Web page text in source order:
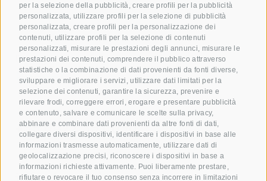
per la selezione della pubblicità, creare profili per la pubblicità
personalizzata, utilizzare profili per la selezione di pubblicità
personalizzata, creare profili per la personalizzazione dei
contenuti, utilizzare profili per la selezione di contenuti
personalizzati, misurare le prestazioni degli annunci, misurare le
prestazioni dei contenuti, comprendere il pubblico attraverso
statistiche o la combinazione di dati provenienti da fonti diverse,
sviluppare e migliorare i servizi, utilizzare dati limitati per la
selezione dei contenuti, garantire la sicurezza, prevenire e
rilevare frodi, correggere errori, erogare e presentare pubblicità
e contenuto, salvare e comunicare le scelte sulla privacy,
abbinare e combinare dati provenienti da altre fonti di dati,
collegare diversi dispositivi, identificare i dispositivi in base alle
informazioni trasmesse automaticamente, utilizzare dati di
geolocalizzazione precisi, riconoscere i dispositivi in base a
informazioni richieste attivamente. Puoi liberamente prestare,
rifiutare o revocare il tuo consenso senza incorrere in limitazioni
Dare gioia con il nostro
Buono!
Prenota ora la tua camera
+39 0472 391 090
E-mail